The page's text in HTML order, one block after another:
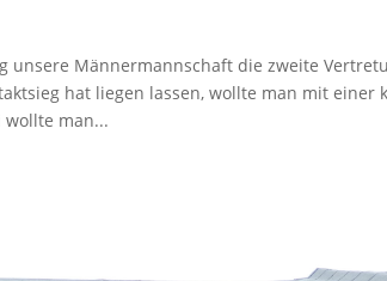
unsere Männermannschaft die zweite
hat liegen lassen, wollte man mit einer
man...